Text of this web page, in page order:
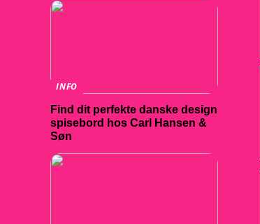
INFO
Find dit perfekte danske design
spisebord hos Carl Hansen &
Søn